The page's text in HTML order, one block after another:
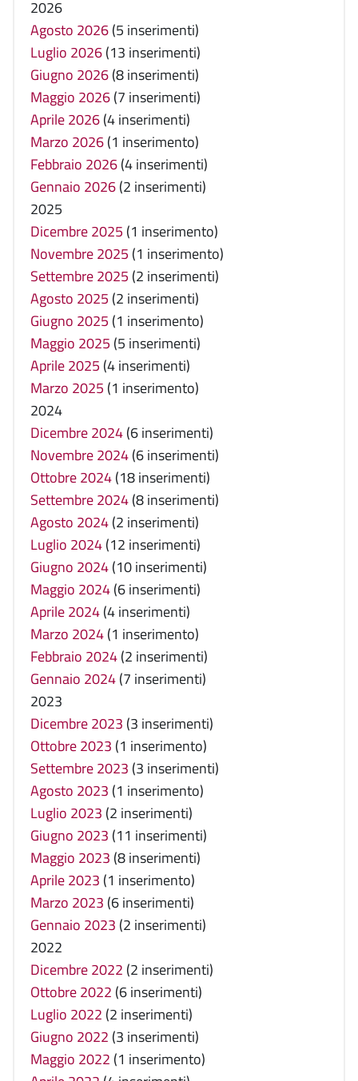
2026
Agosto 2026(5 inserimenti)
Luglio 2026(13 inserimenti)
Giugno 2026(8 inserimenti)
Maggio 2026(7 inserimenti)
Aprile 2026(4 inserimenti)
Marzo 2026(1 inserimento)
Febbraio 2026(4 inserimenti)
Gennaio 2026(2 inserimenti)
2025
Dicembre 2025 (1 inserimento)
Novembre 2025 (1 inserimento)
Settembre 2025 (2 inserimenti)
Agosto 2025 (2 inserimenti)
Giugno 2025 (1 inserimento)
Maggio 2025 (5 inserimenti)
Aprile 2025 (4 inserimenti)
Marzo 2025 (1 inserimento)
2024
Dicembre 2024(6 inserimenti)
Novembre 2024(6 inserimenti)
Ottobre 2024(18 inserimenti)
Settembre 2024(8 inserimenti)
Agosto 2024(2 inserimenti)
Luglio 2024(12 inserimenti)
Giugno 2024(10 inserimenti)
Maggio 2024(6 inserimenti)
Aprile 2024(4 inserimenti)
Marzo 2024(1 inserimento)
Febbraio 2024(2 inserimenti)
Gennaio 2024(7 inserimenti)
2023
Dicembre 2023 (3 inserimenti)
Ottobre 2023 (1 inserimento)
Settembre 2023 (3 inserimenti)
Agosto 2023 (1 inserimento)
Luglio 2023 (2 inserimenti)
Giugno 2023 (11 inserimenti)
Maggio 2023 (8 inserimenti)
Aprile 2023 (1 inserimento)
Marzo 2023 (6 inserimenti)
Gennaio 2023 (2 inserimenti)
2022
Dicembre 2022 (2 inserimenti)
Ottobre 2022 (6 inserimenti)
Luglio 2022 (2 inserimenti)
Giugno 2022 (3 inserimenti)
Maggio 2022 (1 inserimento)